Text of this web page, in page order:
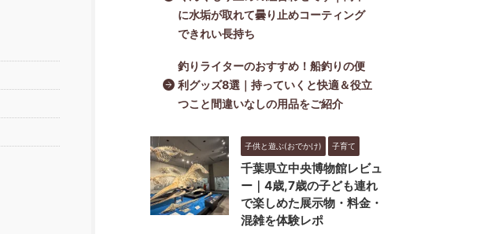
に水垢が取れて曇り止めコーティング
できれい長持ち
釣りライターのおすすめ！船釣りの便
利グッズ8選｜持っていくと快適＆役立
つこと間違いなしの用品をご紹介
子供と遊ぶ(おでかけ) 子育て
千葉県立中央博物館レビュ
ー｜4歳,7歳の子ども連れ
で楽しめた展示物・料金・
混雑を体験レポ